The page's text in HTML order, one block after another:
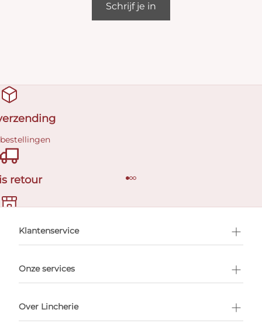
Schrijf je in
retour
afspraak
Klantenservice
Onze services
Over Lincherie